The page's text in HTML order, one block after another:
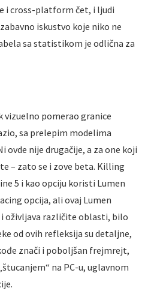
i cross-platform čet, i ljudi
iskustvo koje niko ne
sa statistikom je odlična za
vizuelno pomerao granice
sa prelepim modelima
ovde nije drugačije, a za one koji
– zato se i zove beta. Killing
5 i kao opciju koristi Lumen
opcija, ali ovaj Lumen
oživljava različite oblasti, bilo
od ovih refleksija su detaljne,
znači i poboljšan frejmrejt,
na PC-u, uglavnom